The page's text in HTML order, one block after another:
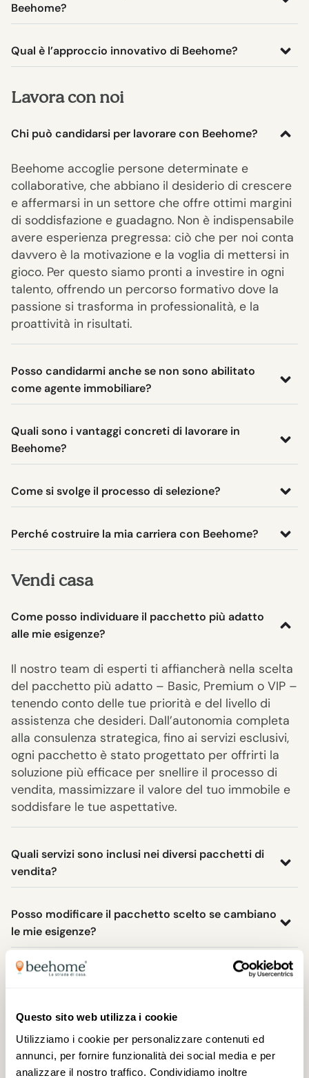
Questo sito web utilizza i cookie
Utilizziamo i cookie per personalizzare contenuti ed
annunci, per fornire funzionalità dei social media e per
analizzare il nostro traffico. Condividiamo inoltre
Beehome?
Qual è l’approccio innovativo di Beehome?
Lavora con noi
Chi può candidarsi per lavorare con Beehome?
Beehome accoglie persone determinate e
collaborative, che abbiano il desiderio di crescere
e affermarsi in un settore che offre ottimi margini
di soddisfazione e guadagno. Non è indispensabile
avere esperienza pregressa: ciò che per noi conta
davvero è la motivazione e la voglia di mettersi in
gioco. Per questo siamo pronti a investire in ogni
talento, offrendo un percorso formativo dove la
passione si trasforma in professionalità, e la
proattività in risultati.
Posso candidarmi anche se non sono abilitato
come agente immobiliare?
Quali sono i vantaggi concreti di lavorare in
Beehome?
Come si svolge il processo di selezione?
Perché costruire la mia carriera con Beehome?
Vendi casa
Come posso individuare il pacchetto più adatto
alle mie esigenze?
Il nostro team di esperti ti affiancherà nella scelta
del pacchetto più adatto – Basic, Premium o VIP –
tenendo conto delle tue priorità e del livello di
assistenza che desideri. Dall’autonomia completa
alla consulenza strategica, fino ai servizi esclusivi,
ogni pacchetto è stato progettato per offrirti la
soluzione più efficace per snellire il processo di
vendita, massimizzare il valore del tuo immobile e
soddisfare le tue aspettative.
Quali servizi sono inclusi nei diversi pacchetti di
vendita?
Posso modificare il pacchetto scelto se cambiano
le mie esigenze?
Quali sono i tempi medi di vendita?
Garantite un supporto tecnico e legale per la
trattativa e la vendita?